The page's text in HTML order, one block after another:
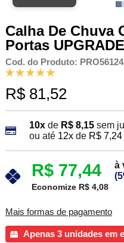
Calha De Chuva
Portas UPGRADE
Cod. do Produto:
R$ 81,52
10xde R$ 8,15 sem
ou até 12xde R$ 7,24
R$ 77,44
à
Economize R$ 4,08
Mais formas de pagamento
Apenas 3 unidades em